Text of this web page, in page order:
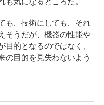
も気になるところだ。
も、技術にしても、それ
そうだが、機器の性能や
目的となるのではなく、
の目的を見失わないよう